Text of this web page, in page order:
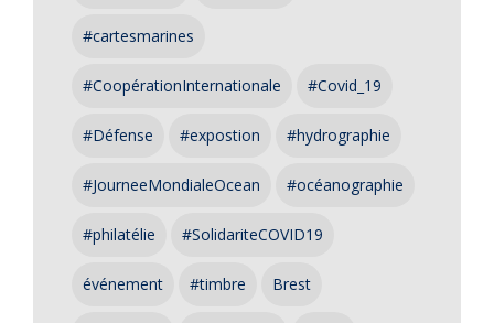
#cartesmarines
#CoopérationInternationale #Covid_19
#Défense #expostion #hydrographie
#JourneeMondialeOcean #océanographie
#philatélie #SolidariteCOVID19
événement #timbre Brest